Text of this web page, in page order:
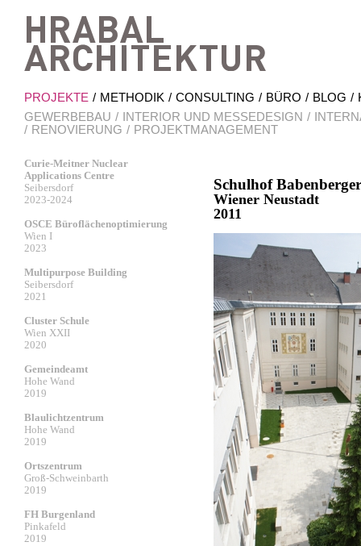
PROJEKTE METHODIK CONSULTING BÜRO BLOG
GEWERBEBAU
INTERIOR UND MESSEDESIGN
RENOVIERUNG
PROJEKTMANAGEMENT
Curie-Meitner Nuclear
Applications Centre
Seibersdorf
2023-2024
OSCE Büroflächenoptimierung
Wien I
2023
Multipurpose Building
Seibersdorf
2021
Cluster Schule
Wien XXII
2020
Gemeindeamt
Hohe Wand
2019
Blaulichtzentrum
Hohe Wand
2019
Ortszentrum
Groß-Schweinbarth
2019
FH Burgenland
Pinkafeld
2019
Schulhof
Wiener Neustadt
2011